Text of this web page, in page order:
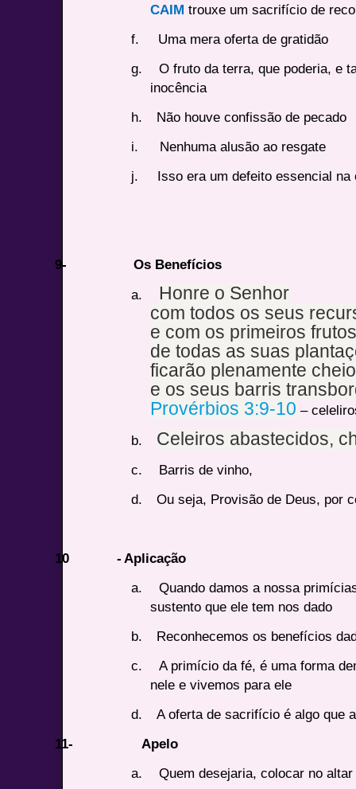
CAIM trouxe um sacrifício de
f.
Uma mera oferta de gratidão
g.
O fruto da terra, que poderia, e
inocência
h.
Não houve confissão de pecado
i.
Nenhuma alusão ao resgate
j.
Isso era um defeito essencial na
9-
Os Benefícios
a.
Honre o Senhor
com todos os seus
e com os primeiros
de todas as suas
ficarão plenamente
e os seus barris
Provérbios 3:9-10 –
b.
Celeiros abastecidos,
c.
Barris de vinho,
d.
Ou seja, Provisão de Deus, por
10 - Aplicação
a.
Quando damos a nossa
sustento que ele tem nos dado
b.
Reconhecemos os benefícios
c.
A primício da fé, é uma forma
nele e vivemos para ele
d.
A oferta de sacrifício é algo que
11-
Apelo
a.
Quem desejaria, colocar no